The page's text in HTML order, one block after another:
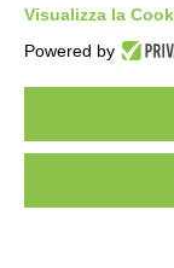
Se vuoi rimanere
iscriviti alla
Privacy Policy|
Modifica
Visualizza la
Powered by